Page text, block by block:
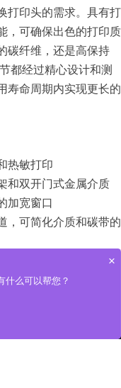
打印头的需求。具有打
，可确保出色的打印质
碳纤维，还是高保持
都经过精心设计和测
寿命周期内实现更长的
热敏打印
和双开门式金属介质
加宽窗口
，可简化介质和碳带的
均衡器的薄膜
色的打印质量
牙 4.1、双 USB 主机端
拨号
×
什么可以帮您？